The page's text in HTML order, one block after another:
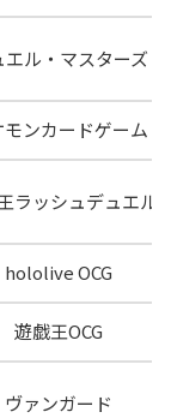
エル・マスターズ
モンカードゲーム
ラッシュデュエル
hololive OCG
遊戯王OCG
ヴァンガード